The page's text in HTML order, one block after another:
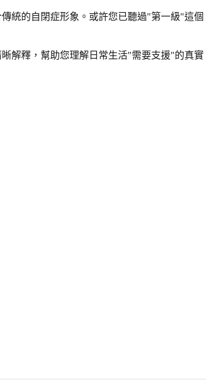
統的自閉症形象。或許您已聽過"第一級"這個
解釋，幫助您理解日常生活"需要支援"的真實